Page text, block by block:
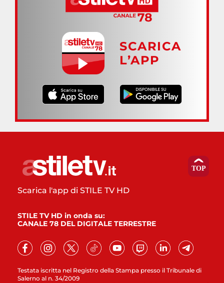
SCARICA
L’APP
Testata iscritta nel Registro della Stampa presso il Tribunale di
Salerno al n. 34/2009
Scarica l'app di STILE TV HD
STILE TV HD in onda su:
CANALE 78 DEL DIGITALE TERRESTRE